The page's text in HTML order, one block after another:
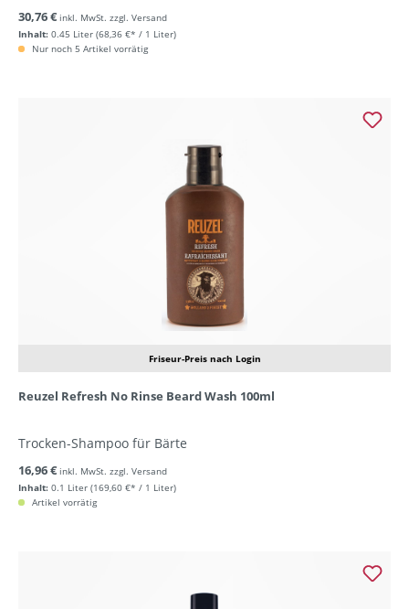
Inhalt: 0.45 Liter (68,36 €* / 1 Liter)
30,76 € inkl. MwSt. zzgl. Versand
Nur noch 5 Artikel vorrätig
Friseur-Preis nach Login
Reuzel Refresh No Rinse Beard Wash 100ml
Trocken-Shampoo für Bärte
Inhalt: 0.1 Liter (169,60 €* / 1 Liter)
16,96 € inkl. MwSt. zzgl. Versand
Artikel vorrätig